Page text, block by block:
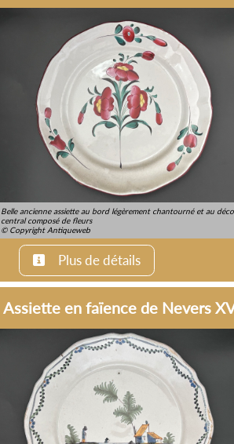
Belle ancienne assiette au bord légèrement chantourné et au
central composé de fleurs
© Copyright Antiqueweb
Plus de détails
Assiette en faïence de Nevers